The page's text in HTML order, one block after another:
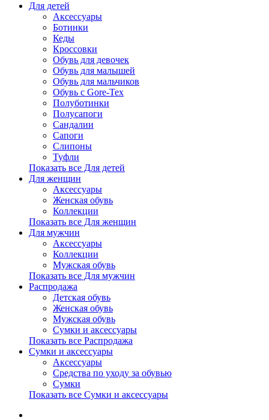
Для детей
Аксессуары
Ботинки
Кеды
Кроссовки
Обувь для девочек
Обувь для малышей
Обувь для мальчиков
Обувь с Gore-Tex
Полуботинки
Полусапоги
Сандалии
Сапоги
Слипоны
Туфли
Показать все Для детей
Для женщин
Аксессуары
Женская обувь
Коллекции
Показать все Для женщин
Для мужчин
Аксессуары
Коллекции
Мужская обувь
Показать все Для мужчин
Распродажа
Детская обувь
Женская обувь
Мужская обувь
Сумки и аксессуары
Показать все Распродажа
Сумки и аксессуары
Аксессуары
Средства по уходу за обувью
Сумки
Показать все Сумки и аксессуары